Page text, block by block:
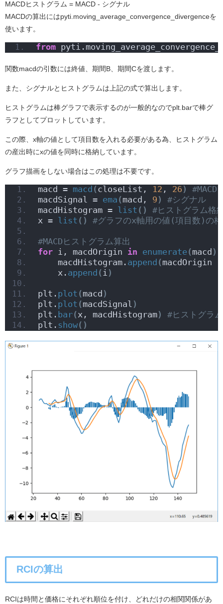
MACDヒストグラム = MACD - シグナル
MACDの算出にはpyti.moving_average_convergence_divergenceを
使います。
from
関数macdの引数には終値、期間B、期間Cを渡します。
また、シグナルとヒストグラムは上記の式で算出します。
ヒストグラムは棒グラフで表示するのが一般的なのでplt.barで棒グ
ラフとしてプロットしています。
この際、x軸の値として項目数を入れる必要がある為、ヒストグラム
の産出時にxの値を同時に格納しています。
グラフ描画をしない場合はこの処理は不要です。
macd = macd (closeList, 12 , 26 )
#MACD
macdSignal = ema (macd, 9 )
#シグナル
macdHistogram = list ()
#ヒストグラム格
x = list () #グラフのx軸用の値(項目数)の
#MACDヒストグラム算出
for i, macdOrigin in enumerate(macd )
    macdHistogram.
append (macdOrigin
    x.
append (i )
plt. plot (macd )
plt. plot (macdSignal )
plt. bar(x, macdHistogram)
#ヒストグラ
plt. show()
RCIの算出
RCIは時間と価格にそれぞれ順位を付け、どれだけの相関関係があ